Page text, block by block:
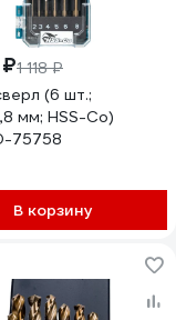
1 118 ₽
(6 шт.;
мм; HSS-Co)
75758
В корзину